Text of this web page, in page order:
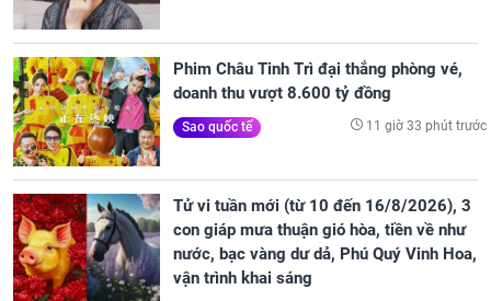
Phim Châu Tinh Trì đại thắng phòng vé,
doanh thu vượt 8.600 tỷ đồng
Sao quốc tế 11 giờ 33 phút trước
Tử vi tuần mới (từ 10 đến 16/8/2026), 3
con giáp mưa thuận gió hòa, tiền về như
nước, bạc vàng dư dả, Phú Quý Vinh Hoa,
vận trình khai sáng